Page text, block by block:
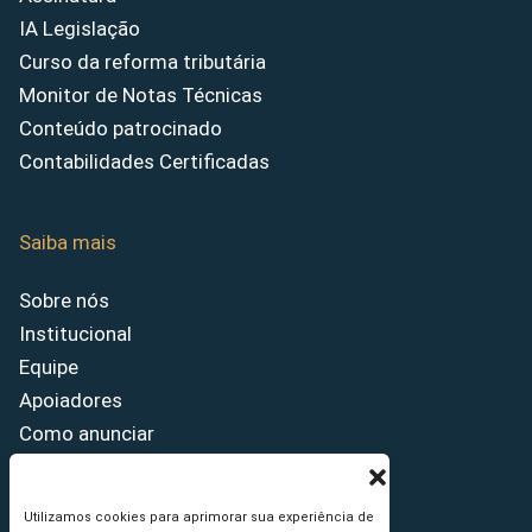
Utilizamos cookies para aprimorar sua experiência de
IA Legislação
Curso da reforma tributária
Monitor de Notas Técnicas
Conteúdo patrocinado
Contabilidades Certificadas
Saiba mais
Sobre nós
Institucional
Equipe
Apoiadores
Como anunciar